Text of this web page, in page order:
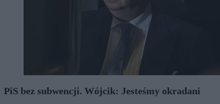
PiS bez subwencji. Wójcik: Jesteśmy okradani